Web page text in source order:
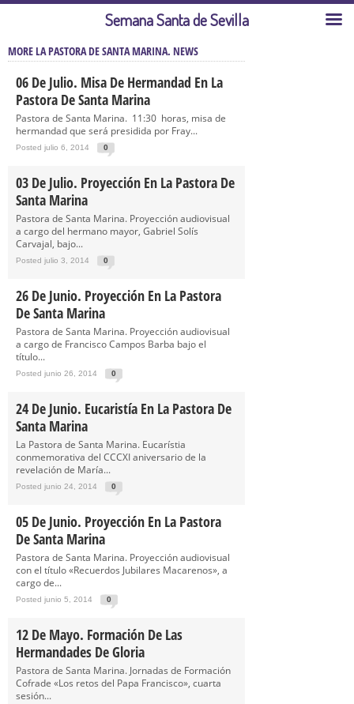
MORE LA PASTORA DE SANTA MARINA. NEWS
06 De Julio. Misa De Hermandad En La
Pastora De Santa Marina
Pastora de Santa Marina. 11:30 horas, misa de
hermandad que será presidida por Fray...
Posted julio 6, 2014 0
03 De Julio. Proyección En La Pastora De
Santa Marina
Pastora de Santa Marina. Proyección audiovisual
a cargo del hermano mayor, Gabriel Solís
Carvajal, bajo...
Posted julio 3, 2014 0
26 De Junio. Proyección En La Pastora
De Santa Marina
Pastora de Santa Marina. Proyección audiovisual
a cargo de Francisco Campos Barba bajo el
título...
Posted junio 26, 2014 0
24 De Junio. Eucaristía En La Pastora De
Santa Marina
La Pastora de Santa Marina. Eucarístia
conmemorativa del CCCXI aniversario de la
revelación de María...
Posted junio 24, 2014 0
05 De Junio. Proyección En La Pastora
De Santa Marina
Pastora de Santa Marina. Proyección audiovisual
con el título «Recuerdos Jubilares Macarenos», a
cargo de...
Posted junio 5, 2014 0
12 De Mayo. Formación De Las
Hermandades De Gloria
Pastora de Santa Marina. Jornadas de Formación
Cofrade «Los retos del Papa Francisco», cuarta
sesión...
Semana Santa de Sevilla